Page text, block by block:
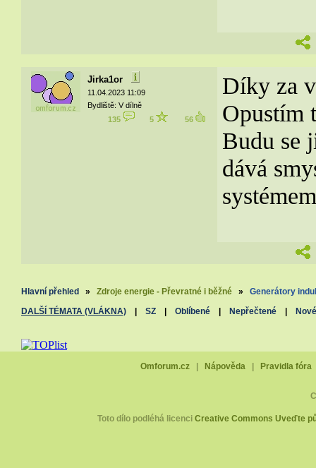
Jirka1or
11.04.2023 11:09
Bydliště: V dílně
135
5 56
Díky za
Opustím
Budu se
dává
Hlavní přehled » Zdroje energie - Převratné i běžné » Generátory
DALŠÍ TÉMATA (VLÁKNA)
SZ Oblíbené Nepřečtené Nové
Omforum.cz Nápověda Pravidla fóra
Toto dílo podléhá licenciCreative Commons Uveďte